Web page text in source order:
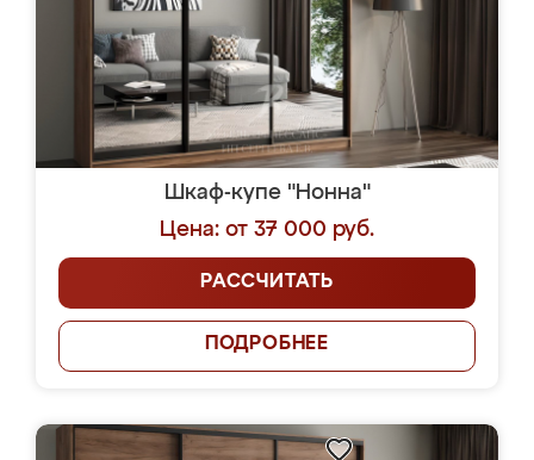
Шкаф-купе "Нонна"
Цена: от 37 000 руб.
РАССЧИТАТЬ
ПОДРОБНЕЕ